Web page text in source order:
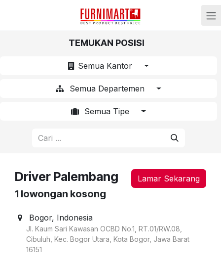
TEMUKAN POSISI
Semua Kantor
Semua Departemen
Semua Tipe
Driver Palembang Lamar Sekarang
1 lowongan kosong
Bogor, Indonesia
Jl. Kaum Sari Kawasan OCBD No.1, RT.01/RW.08,
Cibuluh, Kec. Bogor Utara, Kota Bogor, Jawa Barat
16151